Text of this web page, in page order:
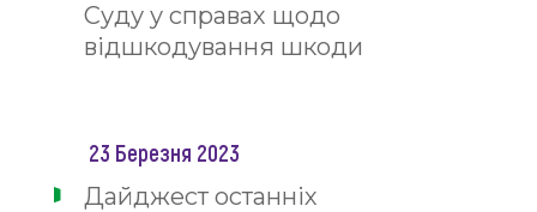
Суду у справах щодо
відшкодування шкоди
23 Березня 2023
Дайджест останніх